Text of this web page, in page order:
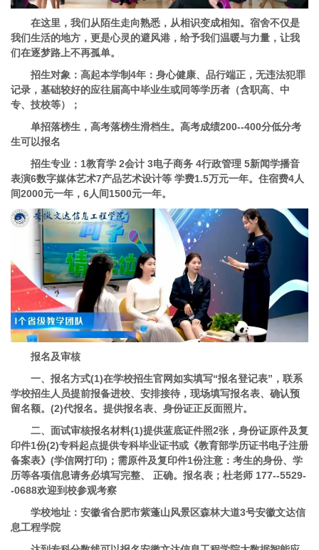
在这里，我们从陌生走向熟悉，从相识变成相知。宿舍不仅是
我们生活的地方，更是心灵的避风港，给予我们温暖与力量，让我
们在逐梦路上不再孤单。
招生对象： 高起本学制4年：身心健康、品行端正，无违法犯罪
记录，基础较好的应往届高中毕业生或同等学历者（含职高、中
专、技校等）；
单招落榜生，高考落榜生滑档生。高考成绩200--400分低分考
生可以报名
招生专业：1教育学 2会计 3电子商务 4行政管理 5新闻学播音
表演6数字媒体艺术7产品艺术设计等 学费1.5万元一年。住宿费4人
间2000元一年，6人间1500元一年。
报名及审核
一、报名方式(1)在学校招生官网如实填写“报名登记表”，联系
学校招生人员提前报备进校、安排接待，现场填写报名表、确认预
留名额。(2)代报名。提供报名表、身份证正反面照片。
二、 面试审核报名材料(1)提供蓝底证件照2张，身份证原件及复
印件1份(2)专科起点提供专科毕业证书或《教育部学历证书电子注册
备案表》(学信网打印)；需原件及复印件1份注意： 考生的身份、学
历等各项信息请务必填写完整、 正确。报名表；杜老师 177--5529-
-0688欢迎到校参观考察
学校地址 ： 安徽省合肥市紫蓬山风景区森林大道3号安徽文达信
息工程学院